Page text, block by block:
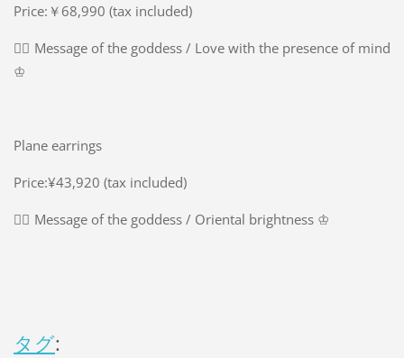
Price:￥68,990 (tax included)
➸ฺ Message of the goddess / Love with the presence of mind
♔
Plane earrings
Price:¥43,920 (tax included)
➸ฺ Message of the goddess / Oriental brightness ♔
タグ: